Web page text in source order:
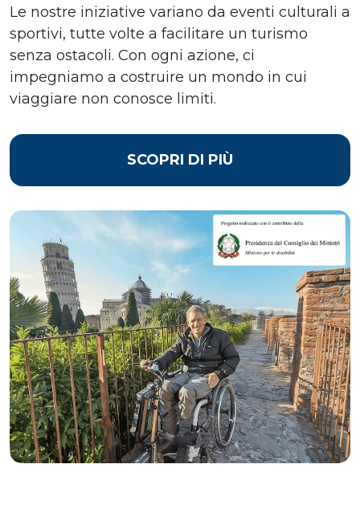
Le nostre iniziative variano da eventi culturali a
sportivi, tutte volte a facilitare un turismo
senza ostacoli. Con ogni azione, ci
impegniamo a costruire un mondo in cui
viaggiare non conosce limiti.
SCOPRI DI PIÙ